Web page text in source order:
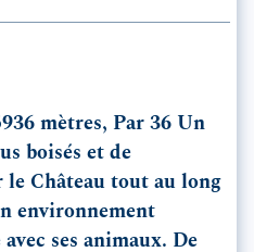
mètres, Par 36 Un
boisés et de
Château tout au long
environnement
ses animaux. De